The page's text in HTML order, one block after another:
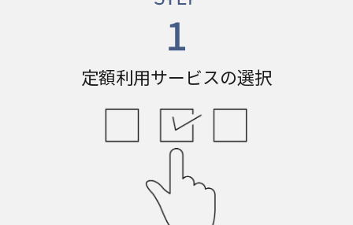
定額利用サービスの選択